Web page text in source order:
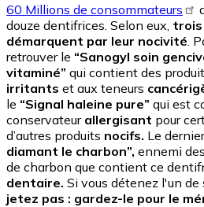
60 Millions de consommateurs
douze dentifrices. Selon eux, trois
démarquent par leur nocivité .
retrouver le “Sanogyl soin
vitaminé” qui contient des
irritants et aux teneurs
le “Signal haleine pure” qui est
conservateurallergisant pour
d’autres produits nocifs. Le
diamant le charbon”, ennemi
de charbon que contient ce
dentaire. Si vous détenez l'un de
jetez pas : gardez-le pour le